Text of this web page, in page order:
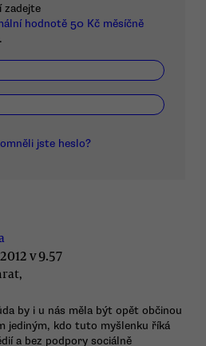
zadejte
hodnotě 50 Kč měsíčně
jste heslo?
v 9.57
by i u nás měla být opět občinou
jediným, kdo tuto myšlenku říká
a bez podpory sociálně